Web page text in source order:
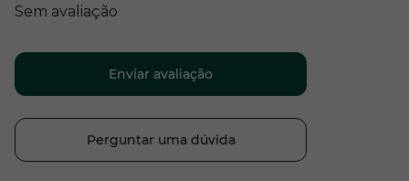
Sem avaliação
Enviar avaliação
Perguntar uma dúvida